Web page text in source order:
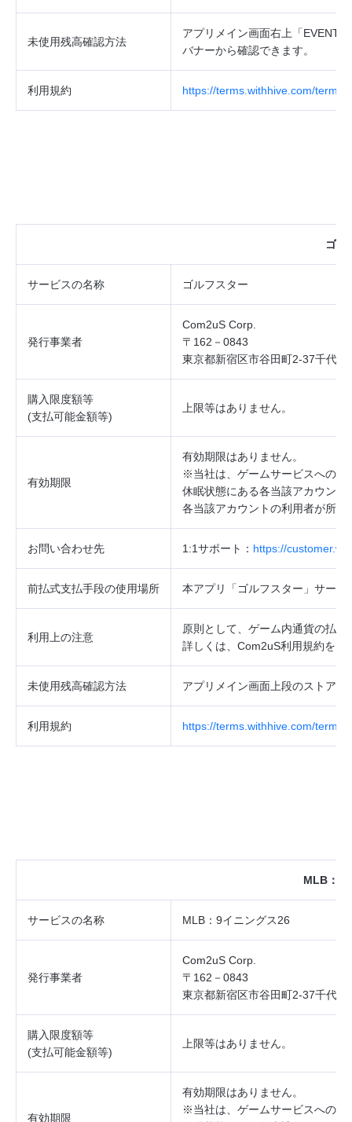
未使用残高確認方法
アプリメイン画面右上「EVENT
バナーから確認できます。
利用規約 https://terms.withhive.com/terms/
ゴル
サービスの名称 ゴルフスター
発行事業者
Com2uS Corp.
〒162－0843
東京都新宿区市谷田町2‐37千代田
購入限度額等
(支払可能金額等)
上限等はありません。
有効期限
有効期限はありません。
※当社は、ゲームサービスへのロ
休眠状態にある各当該アカウン
各当該アカウントの利用者が所
お問い合わせ先 1:1サポート： https://
前払式支払手段の使用場所 本アプリ「ゴルフスター」サー
利用上の注意
原則として、ゲーム内通貨の払
詳しくは、 Com2uS利用規約をご
未使用残高確認方法 アプリメイン画面上段のストア→
利用規約 https://terms.withhive.com/terms/
MLB：9
サービスの名称 MLB：9イニングス26
発行事業者
Com2uS Corp.
〒162－0843
東京都新宿区市谷田町2‐37千代田
購入限度額等
(支払可能金額等)
上限等はありません。
有効期限
有効期限はありません。
※当社は、ゲームサービスへのロ